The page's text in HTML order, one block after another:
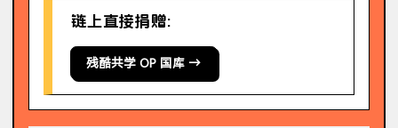
链上直接捐赠:
残酷共学 OP 国库 →